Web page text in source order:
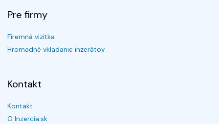
Pre firmy
Firemná vizitka
Hromadné vkladanie inzerátov
Kontakt
Kontakt
O Inzercia.sk